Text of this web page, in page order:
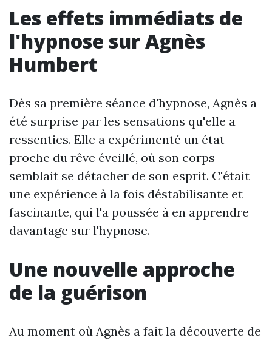
Les effets immédiats de
l'hypnose sur Agnès
Humbert
Dès sa première séance d'hypnose, Agnès a
été surprise par les sensations qu'elle a
ressenties. Elle a expérimenté un état
proche du rêve éveillé, où son corps
semblait se détacher de son esprit. C'était
une expérience à la fois déstabilisante et
fascinante, qui l'a poussée à en apprendre
davantage sur l'hypnose.
Une nouvelle approche
de la guérison
Au moment où Agnès a fait la découverte de